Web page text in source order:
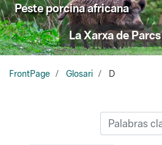
Peste porcina africana
La Xarxa de
FrontPage Glosari D